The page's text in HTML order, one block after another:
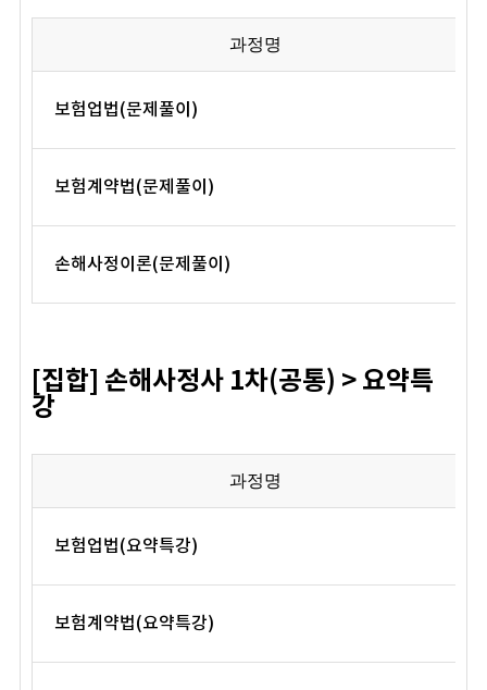
과정명
보험업법(문제풀이)
보험계약법(문제풀이)
손해사정이론(문제풀이)
[집합] 손해사정사 1차(공통) > 요약특
강
과정명
보험업법(요약특강)
보험계약법(요약특강)